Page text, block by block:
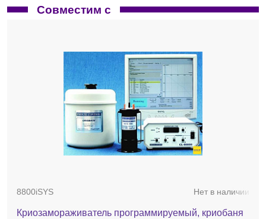
Совместим с
8800iSYS Нет в наличии
Криозамораживатель программируемый, криобаня